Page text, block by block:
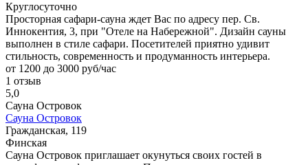
Круглосуточно
Просторная сафари-сауна ждет Вас по адресу пер. Св.
Иннокентия, 3, при "Отеле на Набережной". Дизайн сауны
выполнен в стиле сафари. Посетителей приятно удивит
стильность, современность и продуманность интерьера.
от 1200 до 3000 руб/час
1 отзыв
5,0
Сауна Островок
Сауна Островок
Гражданская, 119
Финская
Сауна Островок приглашает окунуться своих гостей в